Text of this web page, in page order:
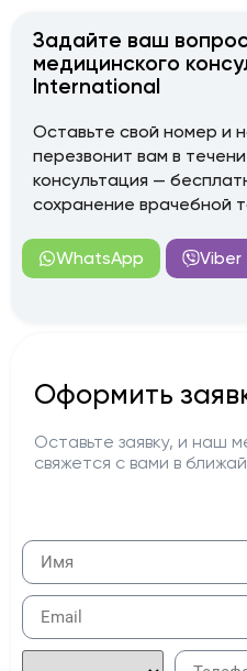
Задайте ваш
медицинского
International
Оставьте свой номер и
перезвонит вам в
консультация —
сохранение врачебной
WhatsApp Viber
Оформить
Оставьте заявку, и наш
свяжется с вами в